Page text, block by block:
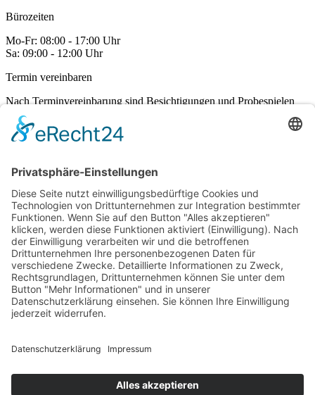
Bürozeiten
Mo-Fr: 08:00 - 17:00 Uhr
Sa: 09:00 - 12:00 Uhr
Termin vereinbaren
Nach Terminvereinbarung sind Besichtigungen und Probespielen
jederzeit gerne möglich.
Kontakt aufnehmen
Klappenbremse
Klavierstimmen
Downloads
Shop
Rechtliches
Impressum
Datenschutz
AGB
Versandarten
All rights reserved